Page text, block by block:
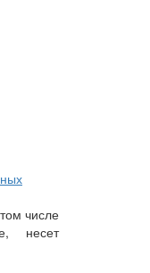
числе
несет